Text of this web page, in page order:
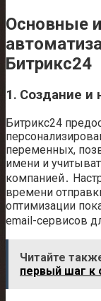
Основные
Битрикс24
1․ Создание
Битрикс24
переменных,
имени и
компанией․
времени
оптимизации
email-сервисов
Читайте
первый шаг к